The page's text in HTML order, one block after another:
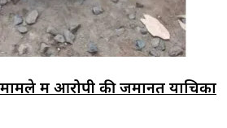
में आरोपी की जमानत याचिका